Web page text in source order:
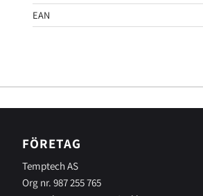
EAN
FÖRETAG
Temptech AS
Org nr. 987 255 765